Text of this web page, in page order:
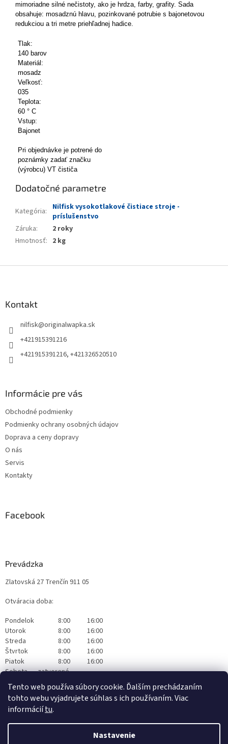
Tento web používa súbory cookie. Ďalším prechádzaním
tohto webu vyjadrujete súhlas s ich používaním. Viac
informáciítu.
Nastavenie
mimoriadne silné nečistoty, ako je hrdza, farby, grafity. Sada
obsahuje: mosadznú hlavu, pozinkované potrubie s bajonetovou
redukciou a tri metre priehľadnej hadice.
Tlak:
140 barov
Materiál:
mosadz
Veľkosť:
035
Teplota:
60 ° C
Vstup:
Bajonet
Pri objednávke je potrené do
poznámky zadať značku
(výrobcu) VT čističa
Dodatočné parametre
Kategória:
Nilfisk vysokotlakové čistiace stroje -
príslušenstvo
Záruka:
2 roky
Hmotnosť: 2 kg
Kontakt
nilfisk@originalwapka.sk
+421915391216
+421915391216, +421326520510
Informácie pre vás
Obchodné podmienky
Podmienky ochrany osobných údajov
Doprava a ceny dopravy
O nás
Servis
Kontakty
Facebook
Prevádzka
Zlatovská 27 Trenčín 911 05
Otváracia doba:
Pondelok
8:00
16:00
Utorok
8:00
16:00
Streda
8:00
16:00
Štvrtok
8:00
16:00
Piatok
8:00
16:00
Sobota
zatvorené
Nedeľa
zatvorené
Vytvoril Shoptet|Realizoval Appgrade